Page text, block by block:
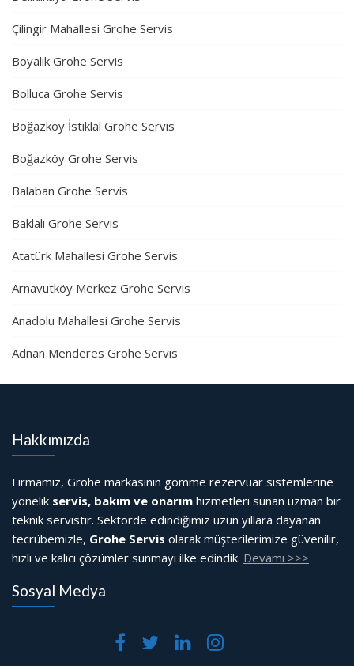
Çilingir Mahallesi Grohe Servis
Boyalık Grohe Servis
Bolluca Grohe Servis
Boğazköy İstiklal Grohe Servis
Boğazköy Grohe Servis
Balaban Grohe Servis
Baklalı Grohe Servis
Atatürk Mahallesi Grohe Servis
Arnavutköy Merkez Grohe Servis
Anadolu Mahallesi Grohe Servis
Adnan Menderes Grohe Servis
Hakkımızda
Firmamız, Grohe markasının gömme rezervuar sistemlerine
yönelik servis, bakım ve onarım hizmetleri sunan uzman bir
teknik servistir. Sektörde edindiğimiz uzun yıllara dayanan
tecrübemizle, Grohe Servis olarak müşterilerimize güvenilir,
hızlı ve kalıcı çözümler sunmayı ilke edindik. Devamı >>>
Sosyal Medya